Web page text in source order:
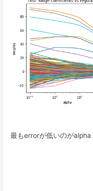
最もerrorが低いのがalpha